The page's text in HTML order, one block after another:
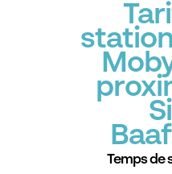
Temps de